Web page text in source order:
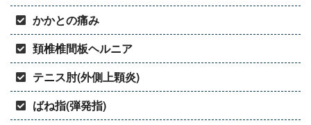
かかとの痛み
頚椎椎間板ヘルニア
テニス肘(外側上顆炎)
ばね指(弾発指)